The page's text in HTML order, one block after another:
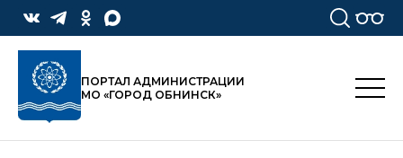
ПОРТАЛ АДМИНИСТРАЦИИ
МО «ГОРОД ОБНИНСК»